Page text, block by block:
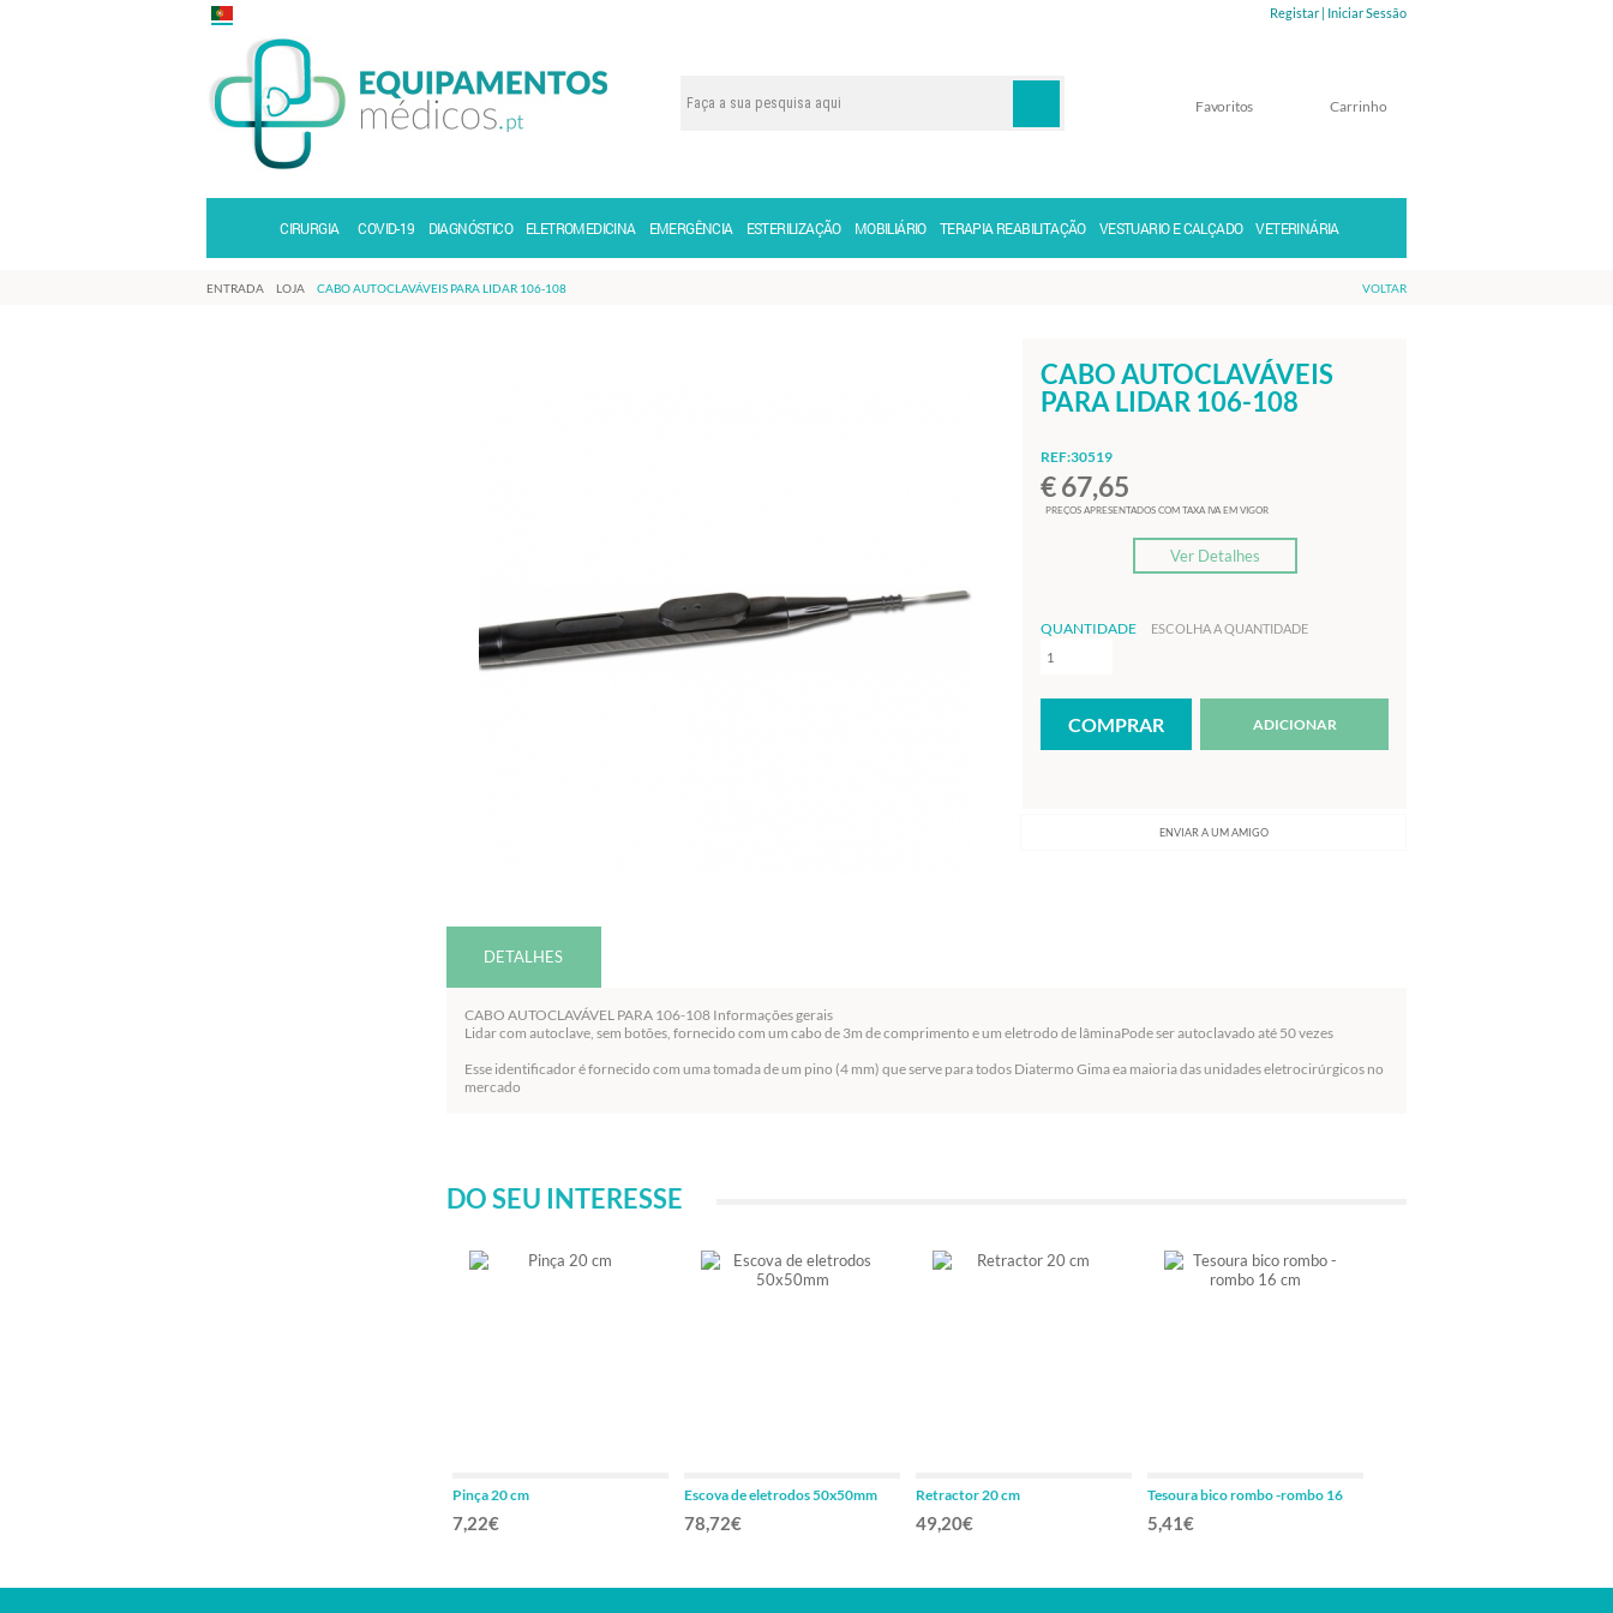
Registar | Iniciar Sessão
Carrinho
Favoritos
CIRURGIA COVID-19 DIAGNÓSTICO ELETROMEDICINA EMERGÊNCIA ESTERILIZAÇÃO MOBILIÁRIO TERAPIA REABILITAÇÃO VESTUARIO E CALÇADO VETERINÁRIA
ENTRADA LOJA CABO AUTOCLAVÁVEIS PARA LIDAR 106-108 VOLTAR
CABO AUTOCLAVÁVEIS
PARA LIDAR 106-108
REF:30519
€ 67,65
PREÇOS APRESENTADOS COM TAXA IVA EM VIGOR
Ver Detalhes
QUANTIDADE ESCOLHA A QUANTIDADE
ADICIONAR
ENVIAR A UM AMIGO
DETALHES
CABO AUTOCLAVÁVEL PARA 106-108 Informações gerais
Lidar com autoclave, sem botões, fornecido com um cabo de 3m de comprimento e um eletrodo de lâminaPode ser autoclavado até 50 vezes
Esse identificador é fornecido com uma tomada de um pino (4 mm) que serve para todos Diatermo Gima ea maioria das unidades eletrocirúrgicos no
mercado
DO SEU INTERESSE
Pinça 20 cm
7,22€
Escova de eletrodos 50x50mm
78,72€
Retractor 20 cm
49,20€
Tesoura bico rombo -rombo 16
5,41€